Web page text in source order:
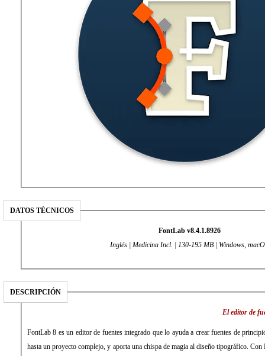
DATOS TÉCNICOS
FontLab v8.4.1.8926
Inglés | Medicina Incl. | 130-195 MB | Windows,
DESCRIPCIÓN
El editor de
FontLab 8 es un editor de fuentes integrado que lo ayuda a crear fuentes de
hasta un proyecto complejo, y aporta una chispa de magia al diseño tipográfico.